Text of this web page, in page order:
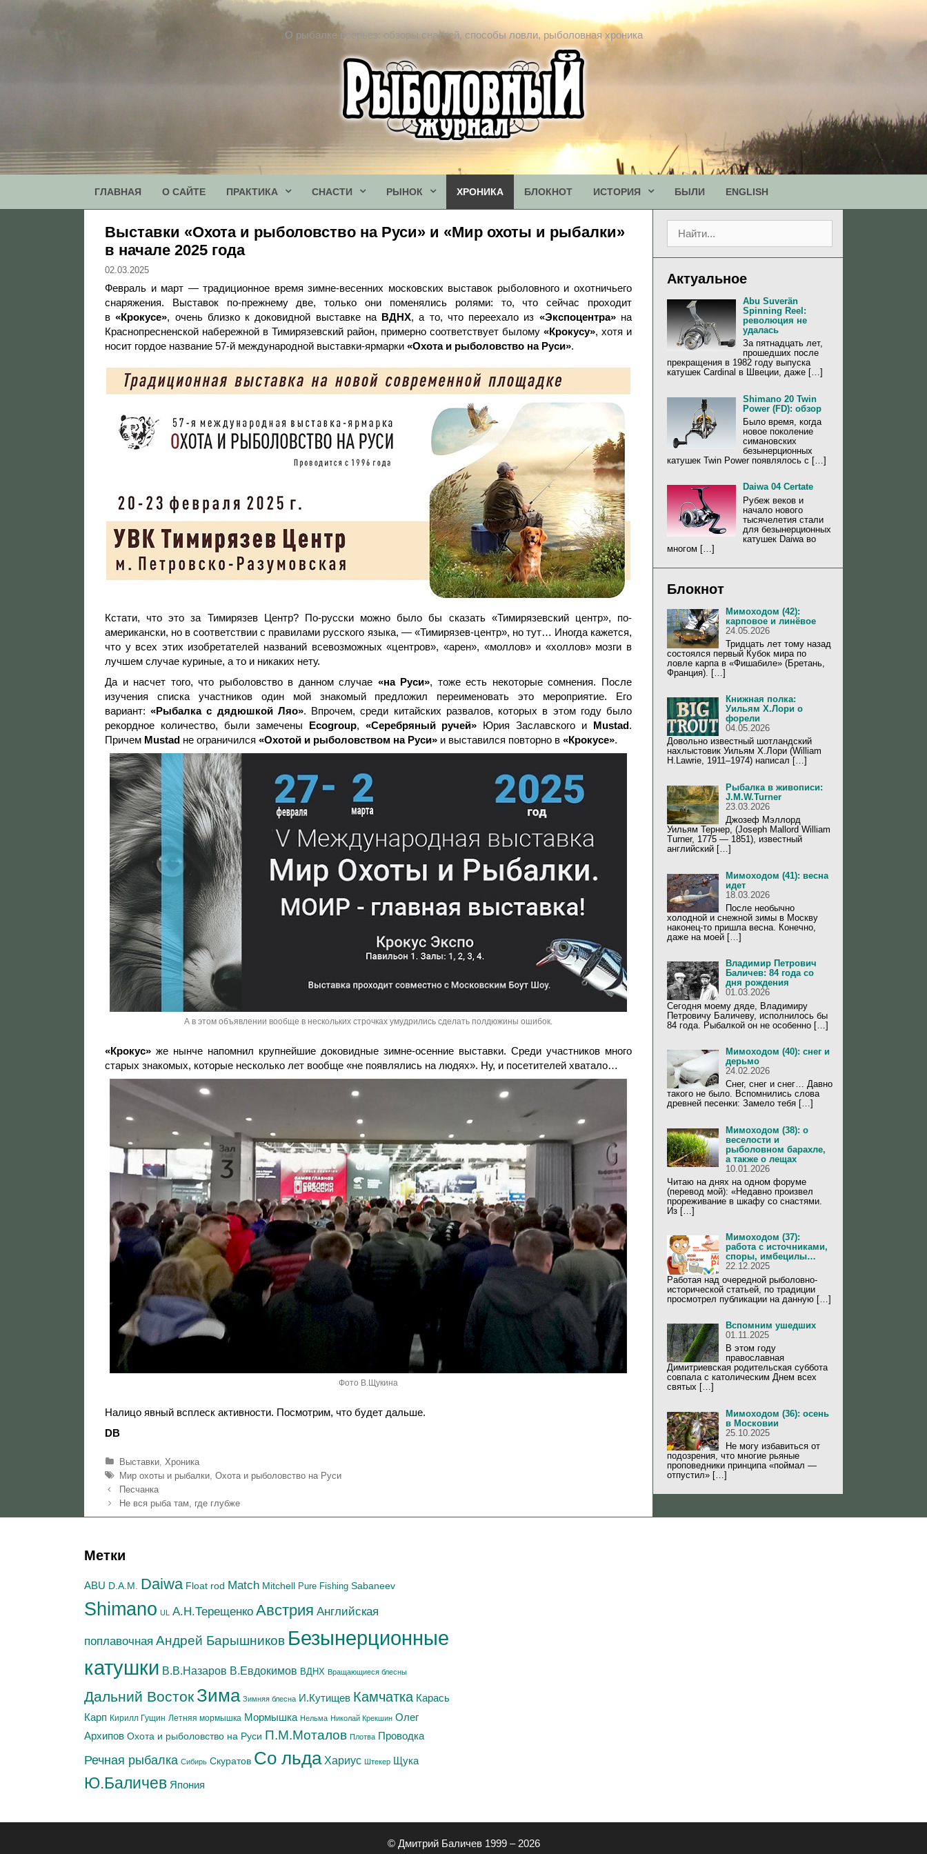
О рыбалке всерьез: обзоры снастей, способы ловли, рыболовная хроника
ГЛАВНАЯ О САЙТЕ ПРАКТИКА СНАСТИ РЫНОК ХРОНИКА БЛОКНОТ ИСТОРИЯ БЫЛИ ENGLISH
Выставки «Охота и рыболовство на Руси» и «Мир охоты и рыбалки»
в начале 2025 года
02.03.2025
Февраль и март — традиционное время зимне-весенних московских выставок рыболовного и охотничьего
снаряжения. Выставок по-прежнему две, только они поменялись ролями: то, что сейчас проходит
в«Крокусе», очень близко к доковидной выставке на ВДНХ, а то, что переехало из «Экспоцентра»на
Краснопресненской набережной в Тимирязевский район, примерно соответствует былому «Крокусу», хотя и
носит гордое название 57-й международной выставки-ярмарки «Охота и рыболовство на Руси».
Кстати, что это за Тимирязев Центр? По-русски можно было бы сказать «Тимирязевский центр», по-
американски, но в соответствии с правилами русского языка, — «Тимирязев-центр», но тут… Иногда кажется,
что у всех этих изобретателей названий всевозможных «центров», «арен», «моллов» и «холлов» мозги в
лучшем случае куриные, а то и никаких нету.
Да и насчет того, что рыболовство в данном случае «на Руси», тоже есть некоторые сомнения. После
изучения списка участников один мой знакомый предложил переименовать это мероприятие. Его
вариант:«Рыбалка с дядюшкой Ляо». Впрочем, среди китайских развалов, которых в этом году было
рекордное количество, были замечены Ecogroup, «Серебряный ручей» Юрия Заславского и Mustad.
Причем Mustad не ограничился «Охотой и рыболовством на Руси» и выставился повторно в «Крокусе».
А в этом объявлении вообще в нескольких строчках умудрились сделать полдюжины ошибок.
«Крокус» же нынче напомнил крупнейшие доковидные зимне-осенние выставки. Среди участников много
старых знакомых, которые несколько лет вообще «не появлялись на людях». Ну, и посетителей хватало…
Фото В.Щукина
Налицо явный всплеск активности. Посмотрим, что будет дальше.
DB
Р
у
б
р
Выставки, Хроника
М
е
т
к
Мир охоты и рыбалки, Охота и рыболовство на Руси
Н
а
в
а
и
з
и
и
Песчанка
Не вся рыба там, где глубже
к
Актуальное
Abu Suverän
Spinning Reel:
революция не
удалась
За пятнадцать лет,
прошедших после
прекращения в 1982 году выпуска
катушек Cardinal в Швеции, даже […]
Shimano 20 Twin
Power (FD): обзор
Было время, когда
новое поколение
симановских
безынерционных
катушек Twin Power появлялось с […]
Daiwa 04 Certate
Рубеж веков и
начало нового
тысячелетия стали
для безынерционных
катушек Daiwa во
многом […]
Блокнот
Мимоходом (42):
карповое и линёвое
24.05.2026
Тридцать лет тому назад
состоялся первый Кубок мира по
ловле карпа в «Фишабиле» (Бретань,
Франция). […]
Книжная полка:
Уильям Х.Лори о
форели
04.05.2026
Довольно известный шотландский
нахлыстовик Уильям Х.Лори (William
H.Lawrie, 1911–1974) написал […]
Рыбалка в живописи:
J.M.W.Turner
23.03.2026
Джозеф Мэллорд
Уильям Тернер, (Joseph Mallord William
Turner, 1775 — 1851), известный
английский […]
Мимоходом (41): весна
идет
18.03.2026
После необычно
холодной и снежной зимы в Москву
наконец-то пришла весна. Конечно,
даже на моей […]
Владимир Петрович
Баличев: 84 года со
дня рождения
01.03.2026
Сегодня моему дяде, Владимиру
Петровичу Баличеву, исполнилось бы
84 года. Рыбалкой он не особенно […]
Мимоходом (40): снег и
дерьмо
24.02.2026
Снег, снег и снег… Давно
такого не было. Вспомнились слова
древней песенки: Замело тебя […]
Мимоходом (38): о
веселости и
рыболовном барахле,
а также о лещах
10.01.2026
Читаю на днях на одном форуме
(перевод мой): «Недавно произвел
прореживание в шкафу со снастями.
Из […]
Мимоходом (37):
работа с источниками,
споры, имбецилы…
22.12.2025
Работая над очередной рыболовно-
исторической статьей, по традиции
просмотрел публикации на данную […]
Вспомним ушедших
01.11.2025
В этом году
православная
Димитриевская родительская суббота
совпала с католическим Днем всех
святых […]
Мимоходом (36): осень
в Московии
25.10.2025
Не могу избавиться от
подозрения, что многие рьяные
проповедники принципа «поймал —
отпустил» […]
Метки
ABU D.A.M. Daiwa Float rod Match Mitchell Pure Fishing Sabaneev
Shimano UL А.H.Терещенко Австрия Английская
поплавочная Андрей Барышников Безынерционные
катушки В.В.Назаров В.Евдокимов ВДНХ Вращающиеся блесны
Дальний Восток Зима Зимняя блесна И.Кутищев Камчатка Карась
Карп Кирилл Гущин Летняя мормышка Мормышка Нельма Николай Крекшин Олег
Архипов Охота и рыболовство на Руси П.М.Моталов Плотва Проводка
Речная рыбалка Сибирь Скуратов Со льда Хариус Штекер Щука
Ю.Баличев Япония
© Дмитрий Баличев 1999 – 2026